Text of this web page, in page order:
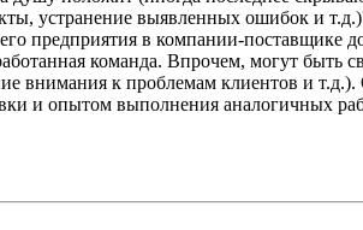
устранение выявленных ошибок и
предприятия в компании-
команда. Впрочем, могут
внимания к проблемам клиентов и
и опытом выполнения аналогичных